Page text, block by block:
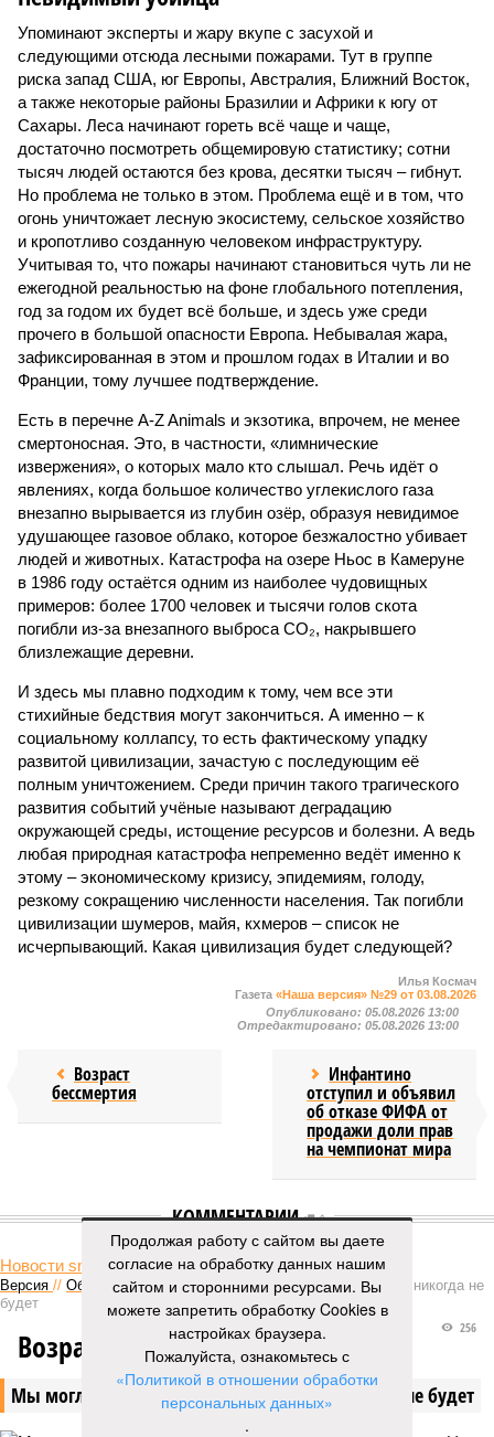
Упоминают эксперты и жару вкупе с засухой и
следующими отсюда лесными пожарами. Тут в группе
риска запад США, юг Европы, Австралия, Ближний Восток,
а также некоторые районы Бразилии и Африки к югу от
Сахары. Леса начинают гореть всё чаще и чаще,
достаточно посмотреть общемировую статистику; сотни
тысяч людей остаются без крова, десятки тысяч – гибнут.
Но проблема не только в этом. Проблема ещё и в том, что
огонь уничтожает лесную экосистему, сельское хозяйство
и кропотливо созданную человеком инфраструктуру.
Учитывая то, что пожары начинают становиться чуть ли не
ежегодной реальностью на фоне глобального потепления,
год за годом их будет всё больше, и здесь уже среди
прочего в большой опасности Европа. Небывалая жара,
зафиксированная в этом и прошлом годах в Италии и во
Франции, тому лучшее подтверждение.
Есть в перечне A-Z Animals и экзотика, впрочем, не менее
смертоносная. Это, в частности, «лимнические
извержения», о которых мало кто слышал. Речь идёт о
явлениях, когда большое количество углекислого газа
внезапно вырывается из глубин озёр, образуя невидимое
удушающее газовое облако, которое безжалостно убивает
людей и животных. Катастрофа на озере Ньос в Камеруне
в 1986 году остаётся одним из наиболее чудовищных
примеров: более 1700 человек и тысячи голов скота
погибли из-за внезапного выброса CO₂, накрывшего
близлежащие деревни.
И здесь мы плавно подходим к тому, чем все эти
стихийные бедствия могут закончиться. А именно – к
социальному коллапсу, то есть фактическому упадку
развитой цивилизации, зачастую с последующим её
полным уничтожением. Среди причин такого трагического
развития событий учёные называют деградацию
окружающей среды, истощение ресурсов и болезни. А ведь
любая природная катастрофа непременно ведёт именно к
этому – экономическому кризису, эпидемиям, голоду,
резкому сокращению численности населения. Так погибли
цивилизации шумеров, майя, кхмеров – список не
исчерпывающий. Какая цивилизация будет следующей?
Илья Космач
Газета «Наша версия» №29 от 03.08.2026
Опубликовано: 05.08.2026 13:00
Отредактировано: 05.08.2026 13:00
Возраст
бессмертия
Инфантино
отступил и объявил
об отказе ФИФА от
продажи доли прав
на чемпионат мира
КОММЕНТАРИИ 0
Новости smi2.ru
Версия // Общество //Мы могли бы жить сотни лет, но этого никогда не
будет
Мы могли бы жить сотни лет, но этого никогда не будет
256
Возраст бессмертия
Продолжая работу с сайтом вы даете
согласие на обработку данных нашим
сайтом и сторонними ресурсами. Вы
можете запретить обработку Cookies в
настройках браузера.
Пожалуйста, ознакомьтесь с
«Политикой в отношении обработки
персональных данных»
.